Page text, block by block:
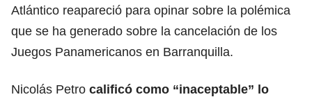
Atlántico reapareció para opinar sobre la polémica
que se ha generado sobre la cancelación de los
Juegos Panamericanos en Barranquilla.
Nicolás Petro calificó como “inaceptable” lo